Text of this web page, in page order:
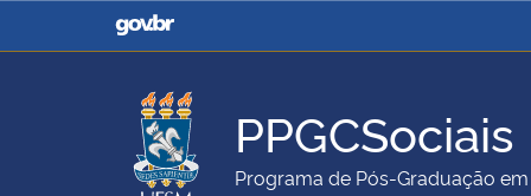
Casa Civil
Ministério da Justiça e
Ministério da Agricultura,
Pecuária e Abastecimento
Ministério da Educação
PPGCSociais
Programa de Pós-Graduação em